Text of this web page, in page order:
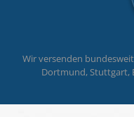
Wir versenden
Dortmund, Stuttgart,